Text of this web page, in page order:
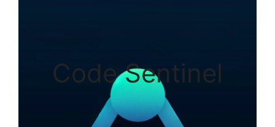
Code Sentinel